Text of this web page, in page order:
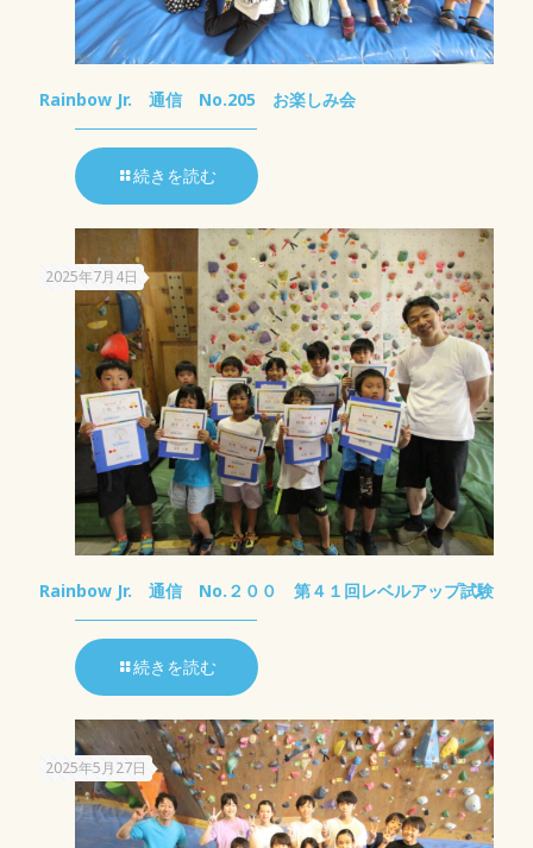
Rainbow Jr. 通信 No.205 お楽しみ会
続きを読む
2025年7月4日
Rainbow Jr. 通信 No.２００ 第４１回レベルアップ試験
続きを読む
2025年5月27日